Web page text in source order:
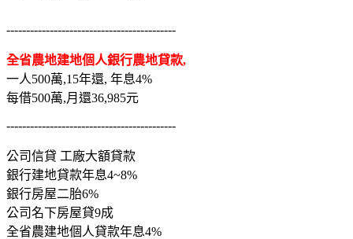
-------------------------------------------
全省農地建地個人銀行農地貸款,
一人500萬,15年還, 年息4%
每借500萬,月還36,985元
-------------------------------------------
公司信貸 工廠大額貸款
銀行建地貸款年息4~8%
銀行房屋二胎6%
公司名下房屋貸9成
全省農建地個人貸款年息4%